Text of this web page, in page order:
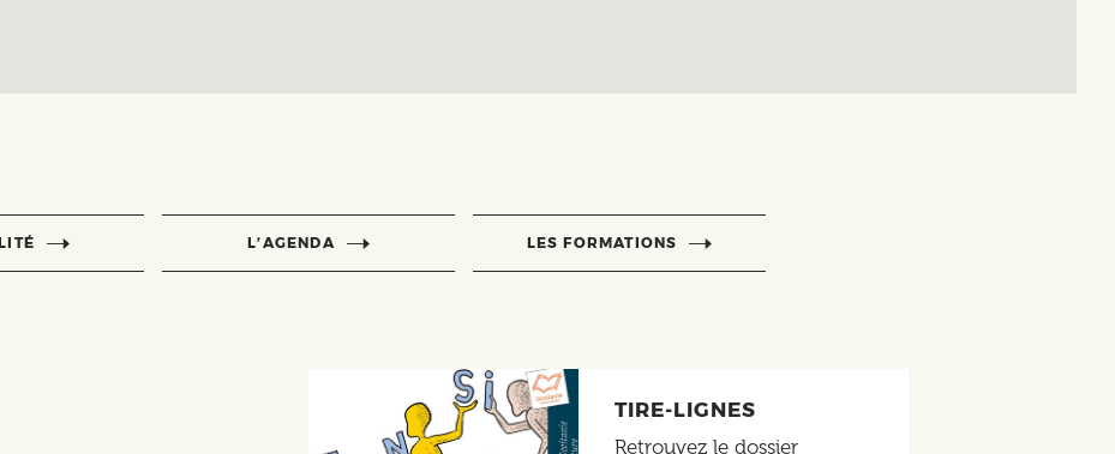
L’AGENDA LES FORMATIONS
TIRE-LIGNES
Retrouvez le dossier